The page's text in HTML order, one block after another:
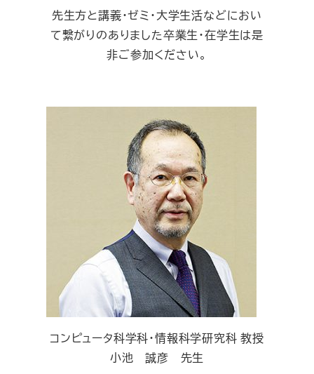
先生方と講義・ゼミ・大学生活などにおい
て繋がりのありました卒業生・在学生は是
非ご参加ください。
コンピュータ科学科・情報科学研究科 教授
小池 誠彦 先生